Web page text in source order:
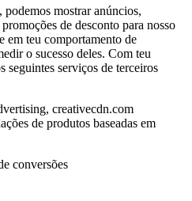
podemos mostrar anúncios,
de desconto para nosso
em teu comportamento de
o sucesso deles. Com teu
seguintes serviços de terceiros
creativecdn.com
de produtos baseadas em
conversões